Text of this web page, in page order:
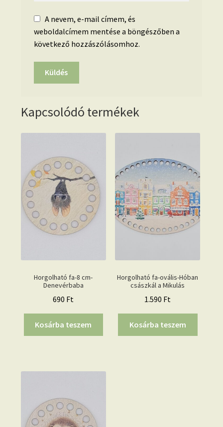
A nevem, e-mail címem, és
weboldalcímem mentése a böngészőben a
következő hozzászólásomhoz.
Kapcsolódó termékek
Horgolható fa-8 cm-
Denevérbaba
690 Ft
Kosárba teszem
Horgolható fa-ovális-Hóban
császkál a Mikulás
1.590 Ft
Kosárba teszem